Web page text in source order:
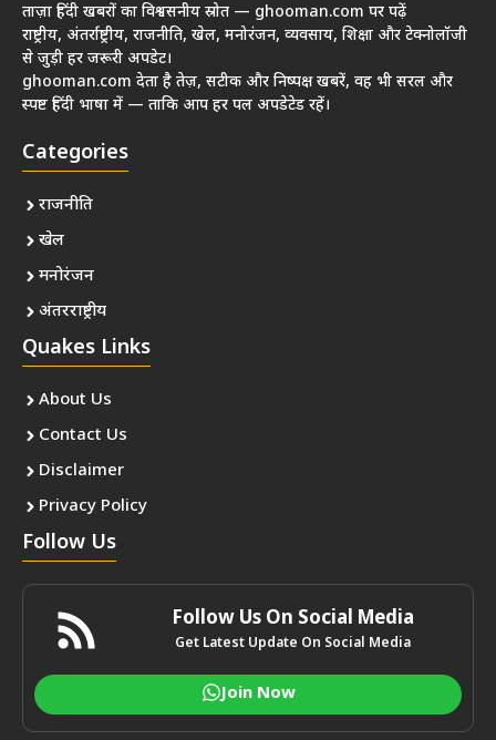
ताज़ा हिंदी खबरों का विश्वसनीय स्रोत — ghooman.com पर पढ़ें
राष्ट्रीय, अंतर्राष्ट्रीय, राजनीति, खेल, मनोरंजन, व्यवसाय, शिक्षा और टेक्नोलॉजी
से जुड़ी हर जरूरी अपडेट।
ghooman.com देता है तेज़, सटीक और निष्पक्ष खबरें, वह भी सरल और
स्पष्ट हिंदी भाषा में — ताकि आप हर पल अपडेटेड रहें।
Categories
राजनीति
खेल
मनोरंजन
अंतरराष्ट्रीय
Quakes Links
About Us
Contact Us
Disclaimer
Privacy Policy
Follow Us
Follow Us On Social Media
Get Latest Update On Social Media
Join Now